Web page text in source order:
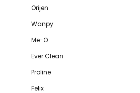
Orijen
Wanpy
Me-O
Ever Clean
Proline
Felix